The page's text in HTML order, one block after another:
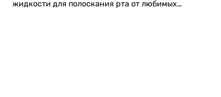
жидкости для полоскания рта от любимых